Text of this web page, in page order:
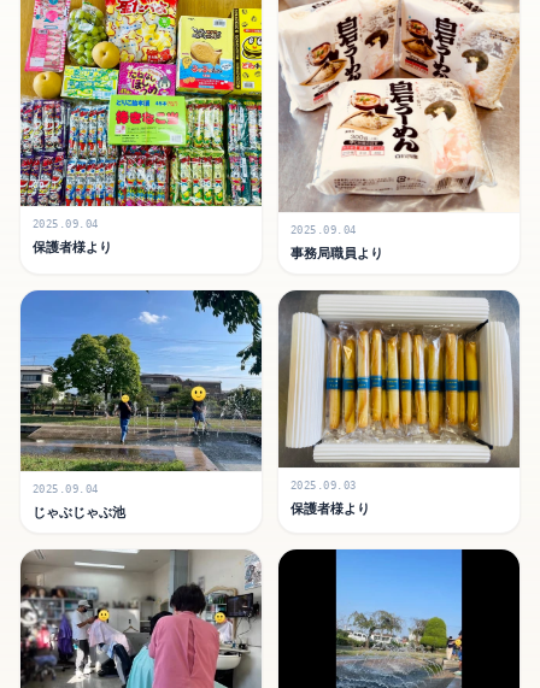
2025.09.04
保護者様より
2025.09.04
事務局職員より
2025.09.04
じゃぶじゃぶ池
2025.09.03
保護者様より